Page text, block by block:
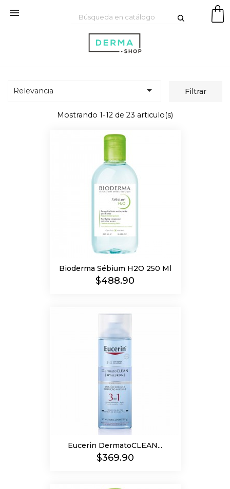

Relevancia  Filtrar
Mostrando 1-12 de 23 articulo(s)
Bioderma Sébium H2O 250 Ml
Precio
$488.90
Eucerin DermatoCLEAN...
Precio
$369.90